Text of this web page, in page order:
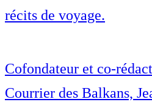
récits de voyage.
Cofondateur et co-
Courrier des Balkans,